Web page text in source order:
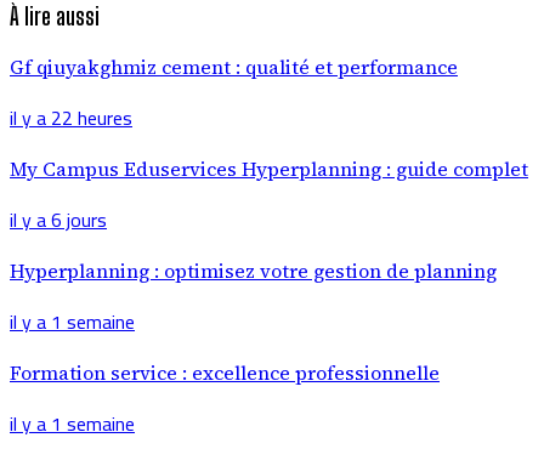
À lire aussi
Gf qiuyakghmiz cement : qualité et performance
il y a 22 heures
My Campus Eduservices Hyperplanning : guide complet
il y a 6 jours
Hyperplanning : optimisez votre gestion de planning
il y a 1 semaine
Formation service : excellence professionnelle
il y a 1 semaine